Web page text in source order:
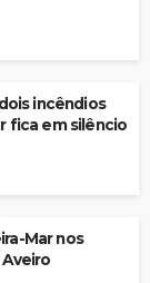
incêndios
fica em silêncio
Mar nos